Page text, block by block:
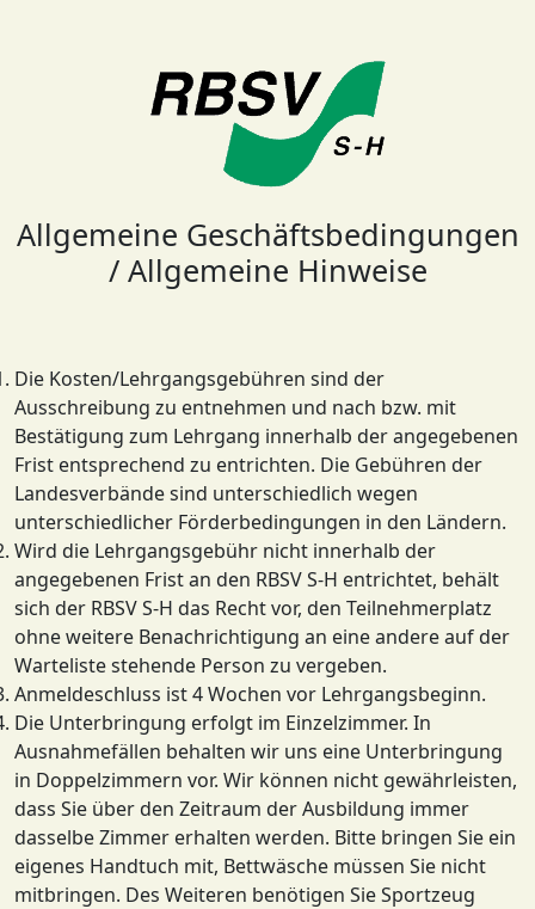
Allgemeine Geschäftsbedingungen
/ Allgemeine Hinweise
Die Kosten/Lehrgangsgebühren sind der
Ausschreibung zu entnehmen und nach bzw. mit
Bestätigung zum Lehrgang innerhalb der angegebenen
Frist entsprechend zu entrichten. Die Gebühren der
Landesverbände sind unterschiedlich wegen
unterschiedlicher Förderbedingungen in den Ländern.
Wird die Lehrgangsgebühr nicht innerhalb der
angegebenen Frist an den RBSV S-H entrichtet, behält
sich der RBSV S-H das Recht vor, den Teilnehmerplatz
ohne weitere Benachrichtigung an eine andere auf der
Warteliste stehende Person zu vergeben.
Anmeldeschluss ist 4 Wochen vor Lehrgangsbeginn.
Die Unterbringung erfolgt im Einzelzimmer. In
Ausnahmefällen behalten wir uns eine Unterbringung
in Doppelzimmern vor. Wir können nicht gewährleisten,
dass Sie über den Zeitraum der Ausbildung immer
dasselbe Zimmer erhalten werden. Bitte bringen Sie ein
eigenes Handtuch mit, Bettwäsche müssen Sie nicht
mitbringen. Des Weiteren benötigen Sie Sportzeug